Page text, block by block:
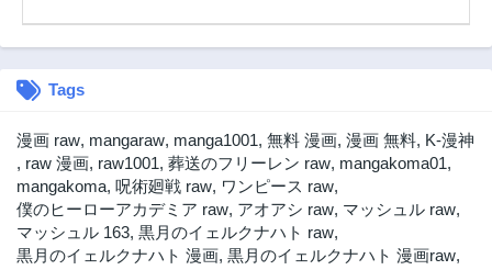
第24話
第22話
3ヶ月前
第21話
3ヶ月前
第20話
3ヶ月前
第19話
3ヶ月前
Tags
漫画 raw, mangaraw, manga1001, 無料 漫画, 漫画 無料, K-漫神
, raw 漫画, raw1001, 葬送のフリーレン raw, mangakoma01,
mangakoma, 呪術廻戦 raw, ワンピース raw,
僕のヒーローアカデミア raw, アオアシ raw, マッシュル raw,
マッシュル 163, 黒月のイェルクナハト raw,
黒月のイェルクナハト 漫画, 黒月のイェルクナハト 漫画raw,